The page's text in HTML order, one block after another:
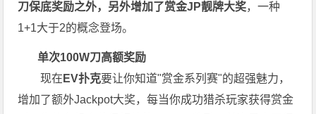
刀保底奖励之外，另外增加了赏金JP靓牌大奖，一种
1+1大于2的概念登场。
单次100W刀高额奖励
现在 EV扑克要让你知道"赏金系列赛"的超强魅力，
增加了额外Jackpot大奖，每当你成功猎杀玩家获得赏金